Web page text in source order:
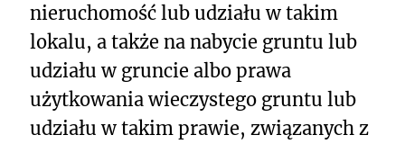
nieruchomość lub udziału w takim
lokalu, a także na nabycie gruntu lub
udziału w gruncie albo prawa
użytkowania wieczystego gruntu lub
udziału w takim prawie, związanych z